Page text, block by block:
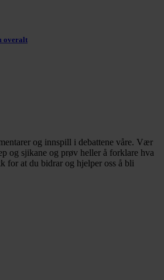
overalt
og innspill i debattene våre. Vær
og sjikane og prøv heller å forklare hva
for at du bidrar og hjelper oss å bli